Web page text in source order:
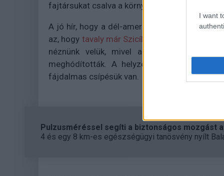
I want
fajtársukat csalva a környékre.
A jó hír, hogy a dél-amerikai vörös
az, hogy tavaly már Szicíliában is felbukkant a
néznünk velük, mivel az Egyesült
meghódították. A helyzetet ráadásul még
fájdalmas csípésük van.
Pulzusméréssel segíti a biztonságos mozgást
4 és egy 8 km-es egészségügyi tanösvény nyílt